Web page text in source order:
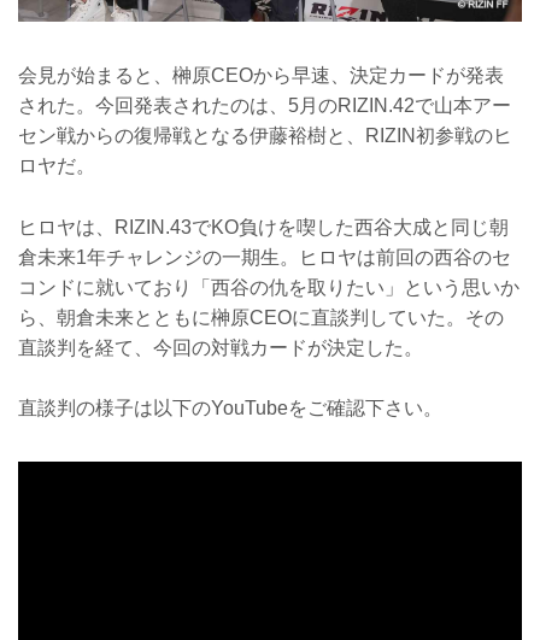
会見が始まると、榊原CEOから早速、決定カードが発表
された。今回発表されたのは、5月のRIZIN.42で山本アー
セン戦からの復帰戦となる伊藤裕樹と、RIZIN初参戦のヒ
ロヤだ。
ヒロヤは、RIZIN.43でKO負けを喫した西谷大成と同じ朝
倉未来1年チャレンジの一期生。ヒロヤは前回の西谷のセ
コンドに就いており「西谷の仇を取りたい」という思いか
ら、朝倉未来とともに榊原CEOに直談判していた。その
直談判を経て、今回の対戦カードが決定した。
直談判の様子は以下のYouTubeをご確認下さい。